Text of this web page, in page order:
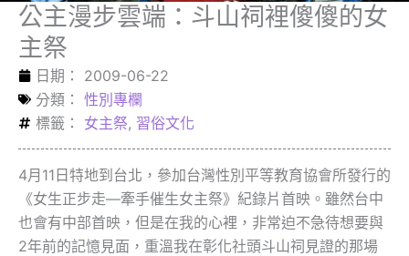
公主漫步雲端：斗山祠裡傻傻的女
主祭
日期：
2009-06-22
分類： 性別專欄
標籤：
女主祭, 習俗文化
4月11日特地到台北，參加台灣性別平等教育協會所發行的
《女生正步走—牽手催生女主祭》紀錄片首映。雖然台中
也會有中部首映，但是在我的心裡，非常迫不急待想要與
2年前的記憶見面，重溫我在彰化社頭斗山祠見證的那場